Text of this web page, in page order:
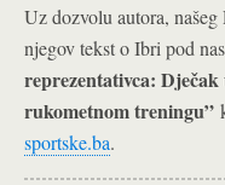
Uz dozvolu autora,
njegov tekst o Ibri pod
reprezentativca:
rukometnom treningu”
sportske.ba.